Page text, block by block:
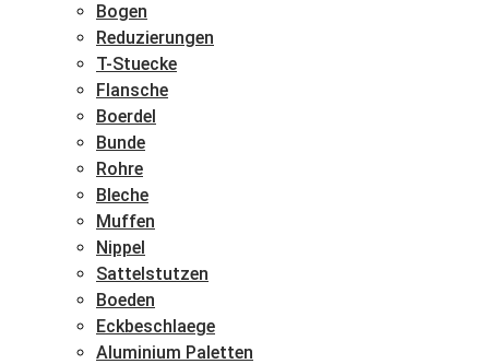
Bogen
Reduzierungen
T-Stuecke
Flansche
Boerdel
Bunde
Rohre
Bleche
Muffen
Nippel
Sattelstutzen
Boeden
Eckbeschlaege
Aluminium Paletten